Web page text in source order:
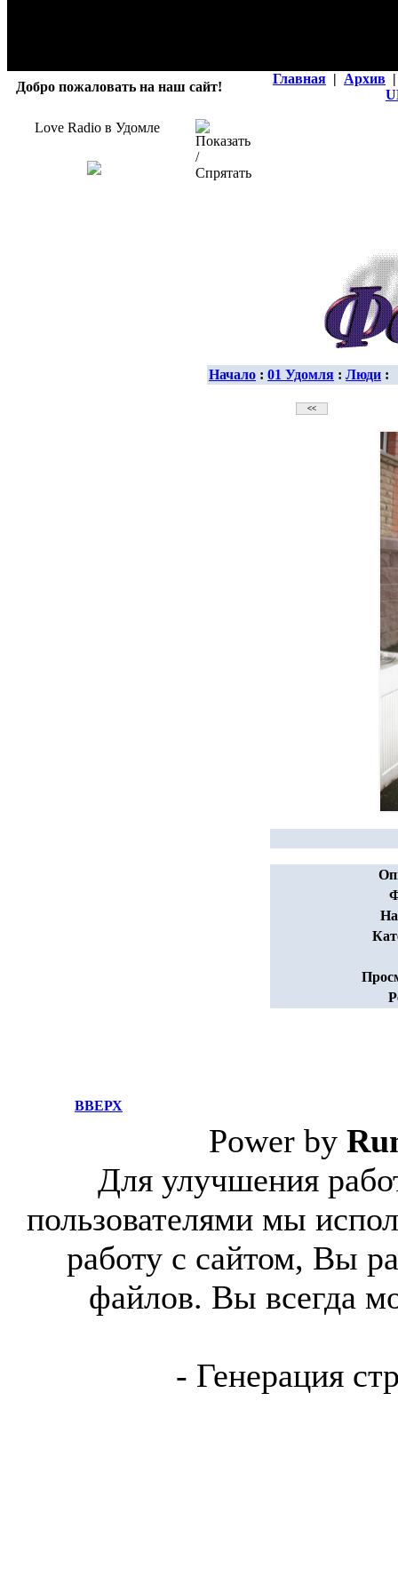
Добро пожаловать на наш сайт!
Главная | Архив |
Love Radio в Удомле
Начало : 01 Удомля : Люди :
ВВЕРХ
Power by
Для улучшения
пользователями мы
работу с сайтом, Вы
файлов. Вы всегда
- Генерация